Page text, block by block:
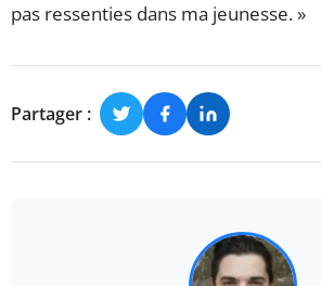
pas ressenties dans ma jeunesse. »
Partager :